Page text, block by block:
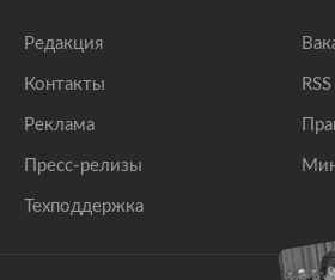
Редакция
Контакты
Реклама
Пресс-релизы
Техподдержка
RSS